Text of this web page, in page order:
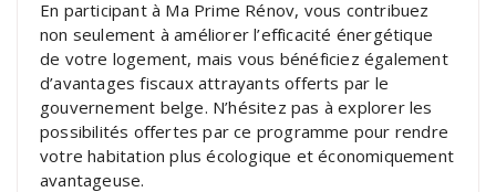
En participant à Ma Prime Rénov, vous contribuez
non seulement à améliorer l’efficacité énergétique
de votre logement, mais vous bénéficiez également
d’avantages fiscaux attrayants offerts par le
gouvernement belge. N’hésitez pas à explorer les
possibilités offertes par ce programme pour rendre
votre habitation plus écologique et économiquement
avantageuse.